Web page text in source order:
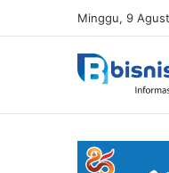
Minggu, 9